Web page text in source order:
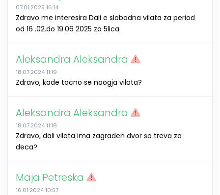
07.01.2025 16:14
Zdravo me interesira Dali e slobodna vilata za period
od 16 .02.do 19.06 2025 za 5lica
Aleksandra Aleksandra
18.07.2024 11:19
Zdravo, kade tocno se naogja vilata?
Aleksandra Aleksandra
18.07.2024 11:18
Zdravo, dali vilata ima zagraden dvor so treva za
deca?
Maja Petreska
16.01.2024 10:57